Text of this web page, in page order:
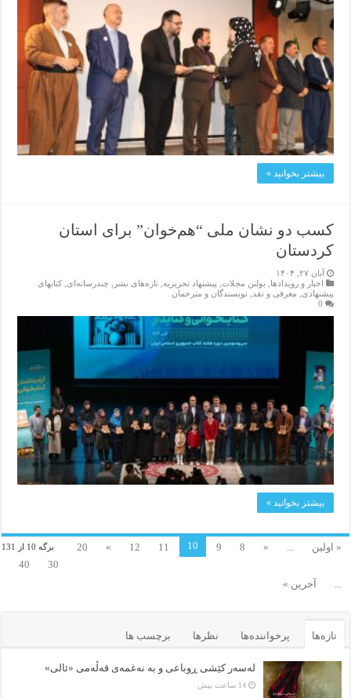
بیشتر بخوانید »
کسب دو نشان ملی “هم‌خوان” برای استان
کردستان
آبان ۲۷, ۱۴۰۴
اخبار و رویدادها
بولتن مجلات پیشنهاد تحریریه ,تازەهای نشر چندرسانه‌ای ,کتابهای
پیشنهادی
معرفی و نقد
نویسندگان و مترجمان
0
بیشتر بخوانید »
برگه 10 از 131 « اولین ...
«
8
9
10
11
12
»
20
30
40
...
آخرین »
تازه‌ها پرخواننده‌ها نظرها برچسب ها
لەسەر کێشی ڕوباعی و به نەغمەی قەڵەمی «ئالی»
14 ساعت پیش